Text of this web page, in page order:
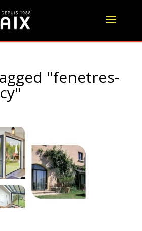
"fenetres-